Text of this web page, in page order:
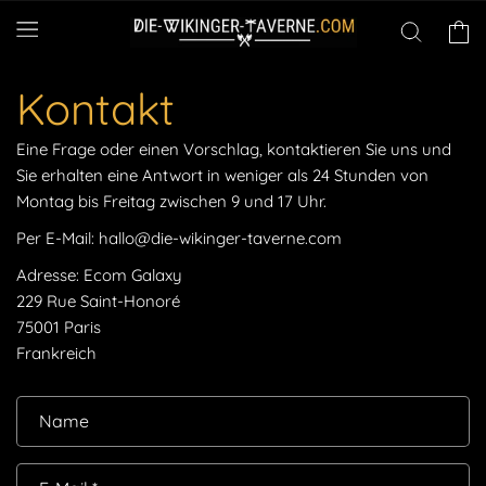
zum
Inhalt
Kontakt
Eine Frage oder einen Vorschlag, kontaktieren Sie uns und
Sie erhalten eine Antwort in weniger als 24 Stunden von
Montag bis Freitag zwischen 9 und 17 Uhr.
Per E-Mail: hallo@die-wikinger-taverne.com
Adresse: Ecom Galaxy
229 Rue Saint-Honoré
75001 Paris
Frankreich
K
o
n
Name